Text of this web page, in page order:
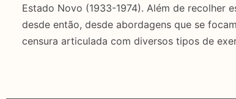
Estado Novo (1933-1974). Além de recolher
desde então, desde abordagens que se
censura articulada com diversos tipos de